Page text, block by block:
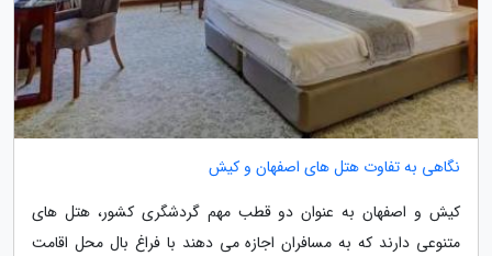
نگاهی به تفاوت هتل های اصفهان و کیش
کیش و اصفهان به عنوان دو قطب مهم گردشگری کشور، هتل های
متنوعی دارند که به مسافران اجازه می دهند با فراغ بال محل اقامت